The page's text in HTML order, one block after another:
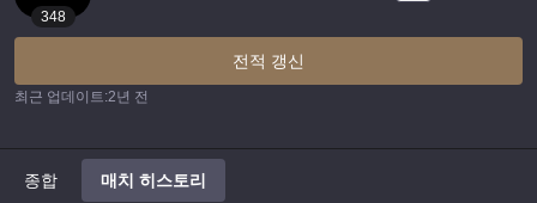
348
전적 갱신
최근 업데이트:2년 전
종합 매치 히스토리